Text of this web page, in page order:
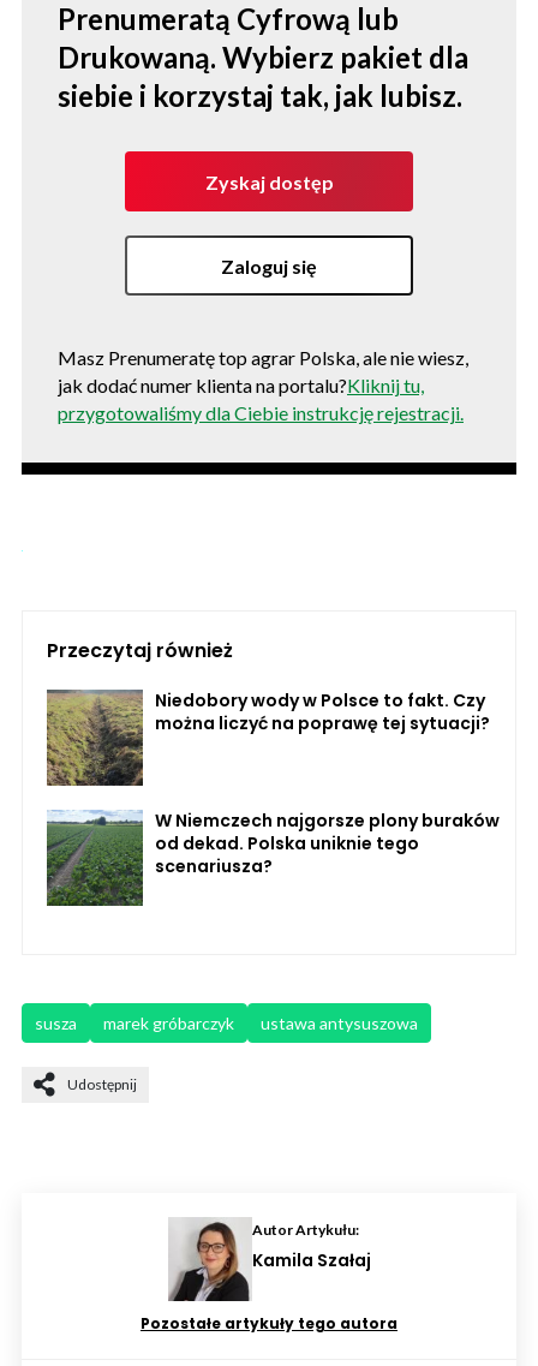
Prenumeratą Cyfrową lub
Drukowaną. Wybierz pakiet dla
siebie i korzystaj tak, jak lubisz.
Zyskaj dostęp
Zaloguj się
Masz Prenumeratę top agrar Polska, ale nie wiesz,
jak dodać numer klienta na portalu?Kliknij tu,
przygotowaliśmy dla Ciebie instrukcję rejestracji.
Przeczytaj również
Niedobory wody w Polsce to fakt. Czy
można liczyć na poprawę tej sytuacji?
W Niemczech najgorsze plony buraków
od dekad. Polska uniknie tego
scenariusza?
susza marek gróbarczyk ustawa antysuszowa
Udostępnij
Autor Artykułu:
Kamila Szałaj
Pozostałe artykuły tego autora